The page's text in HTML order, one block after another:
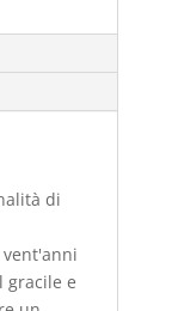
di
gracile e